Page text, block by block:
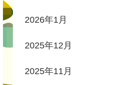
2026年1月
2025年12月
2025年11月